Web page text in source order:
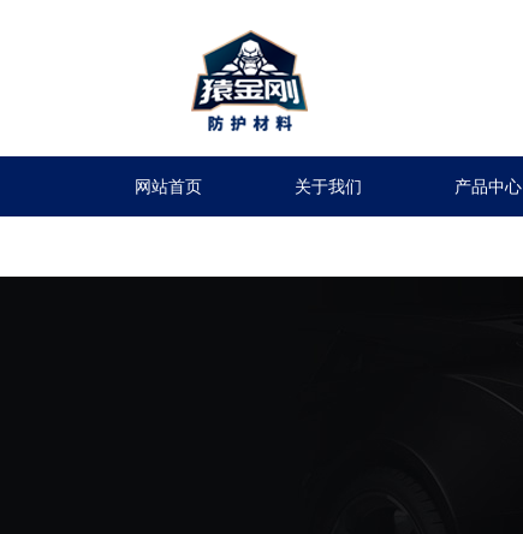
网站首页 关于我们 产品中心